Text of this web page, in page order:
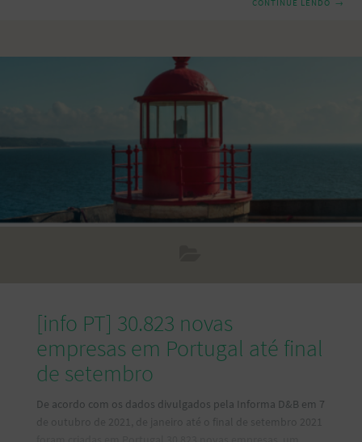
disponíveis para venda na capital atingiu os 5.070 euros por
metro quadrado (m²), face aos 3.373 euros/m² verificados
CONTINUE LENDO →
[info PT] 30.823 novas
empresas em Portugal até final
de setembro
De acordo com os dados divulgados pela Informa D&B em 7
de outubro de 2021, de janeiro até o final de setembro 2021